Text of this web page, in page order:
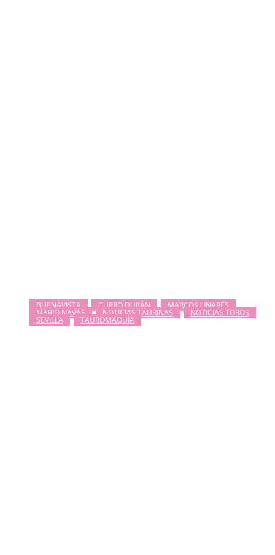
BUENAVISTA CURRO DURÁN MARCOS LINARES
MARIO NAVAS NOTICIAS TAURINAS NOTICIAS TOROS
SEVILLA TAUROMAQUIA